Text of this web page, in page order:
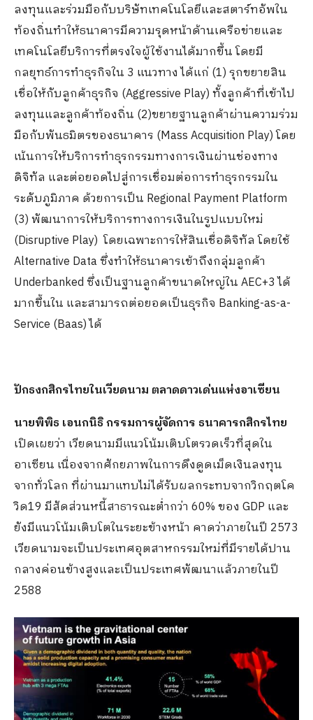
ลงทุนและร่วมมือกับบริษัทเทคโนโลยีและสตาร์ทอัพใน
ท้องถิ่นทำให้ธนาคารมีความรุดหน้าด้านเครือข่ายและ
เทคโนโลยีบริการที่ตรงใจผู้ใช้งานได้มากขึ้น โดยมี
กลยุทธ์การทำธุรกิจใน 3 แนวทาง ได้แก่ (1) รุกขยายสิน
เชื่อให้กับลูกค้าธุรกิจ (Aggressive Play) ทั้งลูกค้าที่เข้าไป
ลงทุนและลูกค้าท้องถิ่น (2)ขยายฐานลูกค้าผ่านความร่วม
มือกับพันธมิตรของธนาคาร (Mass Acquisition Play) โดย
เน้นการให้บริการทำธุรกรรมทางการเงินผ่านช่องทาง
ดิจิทัล และต่อยอดไปสู่การเชื่อมต่อการทำธุรกรรมใน
ระดับภูมิภาค ด้วยการเป็น Regional Payment Platform
(3) พัฒนาการให้บริการทางการเงินในรูปแบบใหม่
(Disruptive Play) โดยเฉพาะการให้สินเชื่อดิจิทัล โดยใช้
Alternative Data ซึ่งทำให้ธนาคารเข้าถึงกลุ่มลูกค้า
Underbanked ซึ่งเป็นฐานลูกค้าขนาดใหญ่ใน AEC+3 ได้
มากขึ้นใน และสามารถต่อยอดเป็นธุรกิจ Banking-as-a-
Service (Baas) ได้
ปักธงกสิกรไทยในเวียดนาม ตลาดดาวเด่นแห่งอาเซียน
นายพิพิธ เอนกนิธิ กรรมการผู้จัดการ ธนาคารกสิกรไทย
เปิดเผยว่า เวียดนามมีแนวโน้มเติบโตรวดเร็วที่สุดใน
อาเซียน เนื่องจากศักยภาพในการดึงดูดเม็ดเงินลงทุน
จากทั่วโลก ที่ผ่านมาแทบไม่ได้รับผลกระทบจากวิกฤตโค
วิด19 มีสัดส่วนหนี้สาธารณะต่ำกว่า 60% ของ GDP และ
ยังมีแนวโน้มเติบโตในระยะข้างหน้า คาดว่าภายในปี 2573
เวียดนามจะเป็นประเทศอุตสาหกรรมใหม่ที่มีรายได้ปาน
กลางค่อนข้างสูงและเป็นประเทศพัฒนาแล้วภายในปี
2588